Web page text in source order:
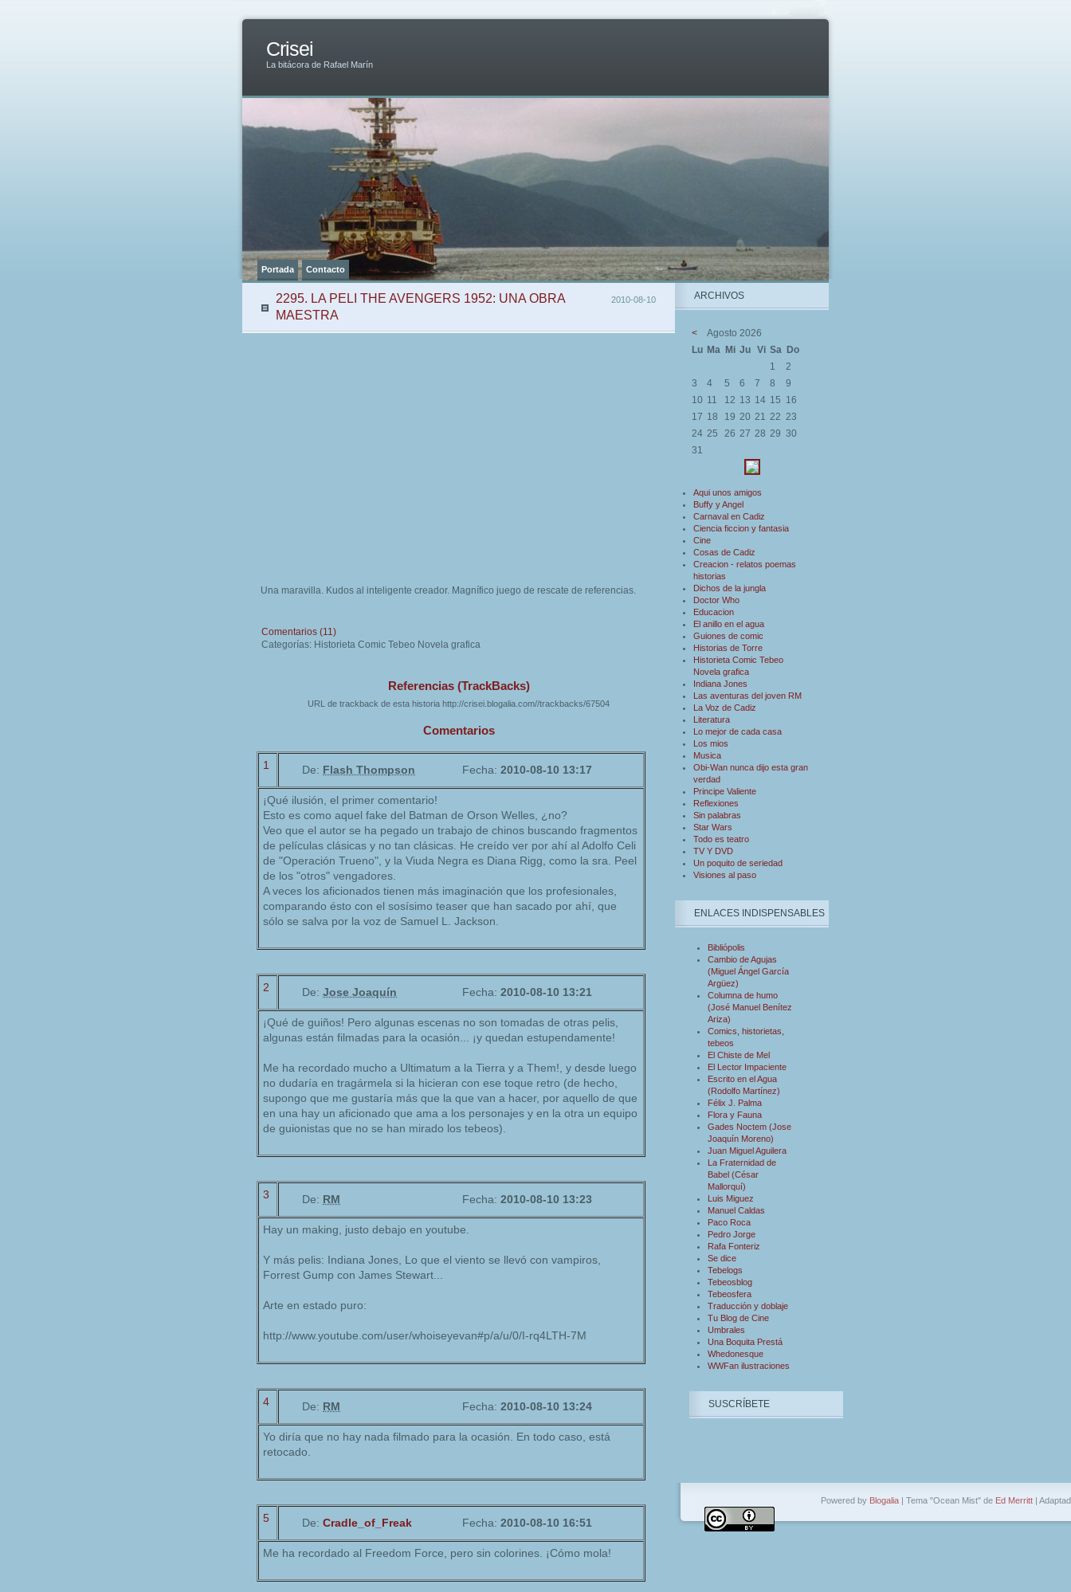
Crisei
La bitácora de Rafael Marín
Portada Contacto
2010-08-10
2295. LA PELI THE AVENGERS 1952: UNA OBRA
MAESTRA
Una maravilla. Kudos al inteligente creador. Magnífico juego de rescate de referencias.
Comentarios (11)
Categorías: Historieta Comic Tebeo Novela grafica
Referencias (TrackBacks)
URL de trackback de esta historia http://crisei.blogalia.com//trackbacks/67504
Comentarios
1 De: Flash Thompson Fecha: 2010-08-10 13:17
¡Qué ilusión, el primer comentario!
Esto es como aquel fake del Batman de Orson Welles, ¿no?
Veo que el autor se ha pegado un trabajo de chinos buscando fragmentos
de películas clásicas y no tan clásicas. He creído ver por ahí al Adolfo Celi
de "Operación Trueno", y la Viuda Negra es Diana Rigg, como la sra. Peel
de los "otros" vengadores.
A veces los aficionados tienen más imaginación que los profesionales,
comparando ésto con el sosísimo teaser que han sacado por ahí, que
sólo se salva por la voz de Samuel L. Jackson.
2 De: Jose Joaquín Fecha: 2010-08-10 13:21
¡Qué de guiños! Pero algunas escenas no son tomadas de otras pelis,
algunas están filmadas para la ocasión... ¡y quedan estupendamente!
Me ha recordado mucho a Ultimatum a la Tierra y a Them!, y desde luego
no dudaría en tragármela si la hicieran con ese toque retro (de hecho,
supongo que me gustaría más que la que van a hacer, por aquello de que
en una hay un aficionado que ama a los personajes y en la otra un equipo
de guionistas que no se han mirado los tebeos).
3 De: RM Fecha: 2010-08-10 13:23
Hay un making, justo debajo en youtube.
Y más pelis: Indiana Jones, Lo que el viento se llevó con vampiros,
Forrest Gump con James Stewart...
Arte en estado puro:
http://www.youtube.com/user/whoiseyevan#p/a/u/0/I-rq4LTH-7M
4 De: RM Fecha: 2010-08-10 13:24
Yo diría que no hay nada filmado para la ocasión. En todo caso, está
retocado.
5 De: Cradle_of_Freak Fecha: 2010-08-10 16:51
Me ha recordado al Freedom Force, pero sin colorines. ¡Cómo mola!
ARCHIVOS
<
Agosto 2026
Lu Ma Mi Ju Vi Sa Do
1
2
3
4 5 6 7 8
9
10 11 12 13 14 15 16
17 18 19 20 21 22 23
24 25 26 27 28 29 30
31
Aqui unos amigos
Buffy y Angel
Carnaval en Cadiz
Ciencia ficcion y fantasia
Cine
Cosas de Cadiz
Creacion - relatos poemas
historias
Dichos de la jungla
Doctor Who
Educacion
El anillo en el agua
Guiones de comic
Historias de Torre
Historieta Comic Tebeo
Novela grafica
Indiana Jones
Las aventuras del joven RM
La Voz de Cadiz
Literatura
Lo mejor de cada casa
Los mios
Musica
Obi-Wan nunca dijo esta gran
verdad
Principe Valiente
Reflexiones
Sin palabras
Star Wars
Todo es teatro
TV Y DVD
Un poquito de seriedad
Visiones al paso
ENLACES INDISPENSABLES
Bibliópolis
Cambio de Agujas
(Miguel Ángel García
Argüez)
Columna de humo
(José Manuel Benítez
Ariza)
Comics, historietas,
tebeos
El Chiste de Mel
El Lector Impaciente
Escrito en el Agua
(Rodolfo Martínez)
Félix J. Palma
Flora y Fauna
Gades Noctem (Jose
Joaquín Moreno)
Juan Miguel Aguilera
La Fraternidad de
Babel (César
Mallorquí)
Luis Miguez
Manuel Caldas
Paco Roca
Pedro Jorge
Rafa Fonteriz
Se dice
Tebelogs
Tebeosblog
Tebeosfera
Traducción y doblaje
Tu Blog de Cine
Umbrales
Una Boquita Prestá
Whedonesque
WWFan ilustraciones
SUSCRÍBETE
Powered by Blogalia | Tema "Ocean Mist" de Ed Merritt |